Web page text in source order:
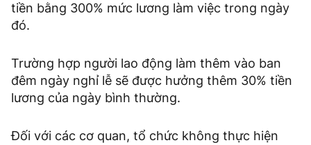
tiền bằng 300% mức lương làm việc trong ngày
đó.
Trường hợp người lao động làm thêm vào ban
đêm ngày nghỉ lễ sẽ được hưởng thêm 30% tiền
lương của ngày bình thường.
Đối với các cơ quan, tổ chức không thực hiện